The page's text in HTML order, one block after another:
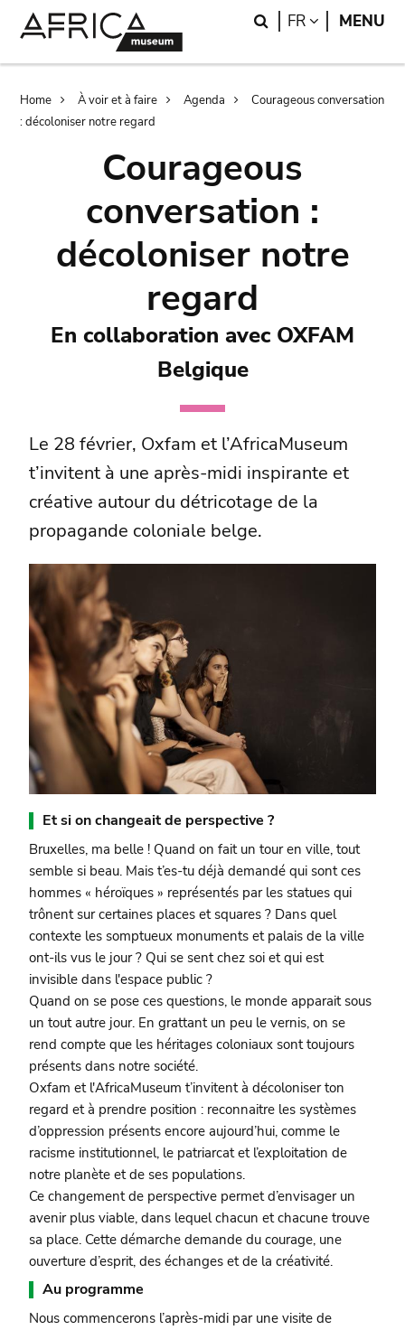
Search
FR LANGUAGE
MENU
Breadcrumb
Home À voir et à faire Agenda
Courageous conversation
: décoloniser notre regard
Courageous
conversation :
décoloniser notre
regard
En collaboration avec OXFAM
Belgique
Le 28 février, Oxfam et l’AfricaMuseum
t’invitent à une après-midi inspirante et
créative autour du détricotage de la
propagande coloniale belge.
Et si on changeait de perspective ?
Bruxelles, ma belle ! Quand on fait un tour en ville, tout
semble si beau. Mais t’es-tu déjà demandé qui sont ces
hommes « héroïques » représentés par les statues qui
trônent sur certaines places et squares ? Dans quel
contexte les somptueux monuments et palais de la ville
ont-ils vus le jour ? Qui se sent chez soi et qui est
invisible dans l'espace public ?
Quand on se pose ces questions, le monde apparait sous
un tout autre jour. En grattant un peu le vernis, on se
rend compte que les héritages coloniaux sont toujours
présents dans notre société.
Oxfam et l'AfricaMuseum t’invitent à décoloniser ton
regard et à prendre position : reconnaitre les systèmes
d’oppression présents encore aujourd’hui, comme le
racisme institutionnel, le patriarcat et l’exploitation de
notre planète et de ses populations.
Ce changement de perspective permet d’envisager un
avenir plus viable, dans lequel chacun et chacune trouve
sa place. Cette démarche demande du courage, une
ouverture d’esprit, des échanges et de la créativité.
Au programme
Nous commencerons l’après-midi par une visite de